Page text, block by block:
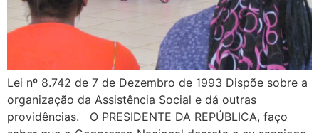
Lei nº 8.742 de 7 de Dezembro de 1993 Dispõe sobre a
organização da Assistência Social e dá outras
providências. O PRESIDENTE DA REPÚBLICA, faço